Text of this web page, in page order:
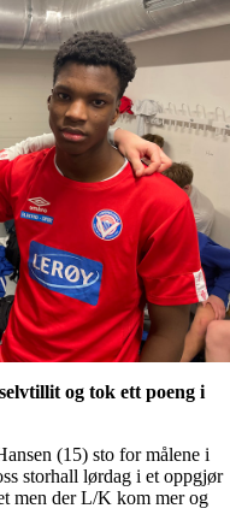
og tok ett poeng i
(15) sto for målene i
storhall lørdag i et oppgjør
men der L/K kom mer og